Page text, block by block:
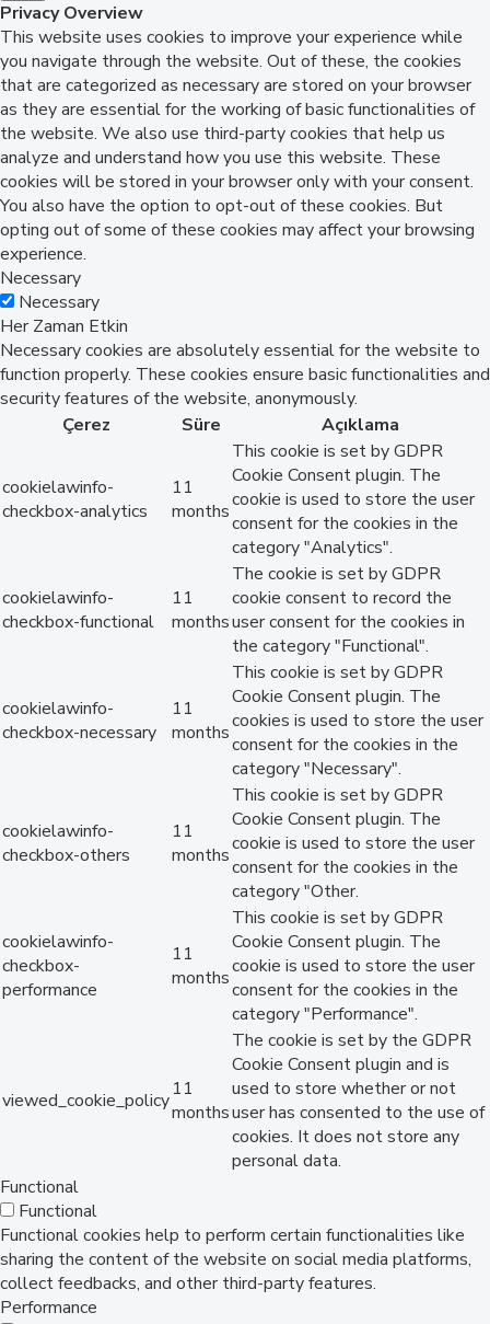
Privacy Overview
This website uses cookies to improve your experience while
you navigate through the website. Out of these, the cookies
that are categorized as necessary are stored on your browser
as they are essential for the working of basic functionalities of
the website. We also use third-party cookies that help us
analyze and understand how you use this website. These
cookies will be stored in your browser only with your consent.
You also have the option to opt-out of these cookies. But
opting out of some of these cookies may affect your browsing
experience.
Necessary
Necessary
Her Zaman Etkin
Necessary cookies are absolutely essential for the website to
function properly. These cookies ensure basic functionalities and
security features of the website, anonymously.
Çerez
Süre Açıklama
cookielawinfo-
checkbox-analytics
11
months
This cookie is set by GDPR
Cookie Consent plugin. The
cookie is used to store the user
consent for the cookies in the
category "Analytics".
cookielawinfo-
checkbox-functional
11
months
The cookie is set by GDPR
cookie consent to record the
user consent for the cookies in
the category "Functional".
cookielawinfo-
checkbox-necessary
11
months
This cookie is set by GDPR
Cookie Consent plugin. The
cookies is used to store the user
consent for the cookies in the
category "Necessary".
cookielawinfo-
checkbox-others
11
months
This cookie is set by GDPR
Cookie Consent plugin. The
cookie is used to store the user
consent for the cookies in the
category "Other.
cookielawinfo-
checkbox-
performance
11
months
This cookie is set by GDPR
Cookie Consent plugin. The
cookie is used to store the user
consent for the cookies in the
category "Performance".
viewed_cookie_policy11
months
The cookie is set by the GDPR
Cookie Consent plugin and is
used to store whether or not
user has consented to the use of
cookies. It does not store any
personal data.
Functional
Functional
Functional cookies help to perform certain functionalities like
sharing the content of the website on social media platforms,
collect feedbacks, and other third-party features.
Performance